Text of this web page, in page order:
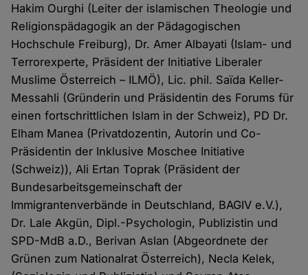
Hakim Ourghi (Leiter der islamischen Theologie und
Religionspädagogik an der Pädagogischen
Hochschule Freiburg), Dr. Amer Albayati (Islam- und
Terrorexperte, Präsident der Initiative Liberaler
Muslime Österreich – ILMÖ), Lic. phil. Saïda Keller-
Messahli (Gründerin und Präsidentin des Forums für
einen fortschrittlichen Islam in der Schweiz), PD Dr.
Elham Manea (Privatdozentin, Autorin und Co-
Präsidentin der Inklusive Moschee Initiative
(Schweiz)), Ali Ertan Toprak (Präsident der
Bundesarbeitsgemeinschaft der
Immigrantenverbände in Deutschland, BAGIV e.V.),
Dr. Lale Akgün, Dipl.-Psychologin, Publizistin und
SPD-MdB a.D., Berivan Aslan (Abgeordnete der
Grünen zum Nationalrat Österreich), Necla Kelek,